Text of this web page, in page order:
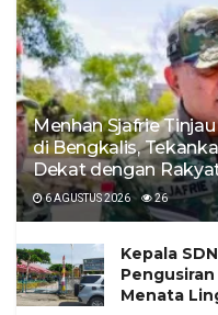
Menhan Sjafrie
di Bengkalis,
Dekat dengan
6 AGUSTUS 2026 26
Kepala
Menata